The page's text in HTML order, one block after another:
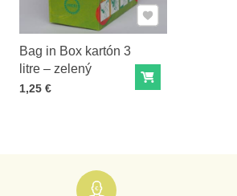
Bag in Box kartón 3
litre – zelený
Cena s DPH
1,25 € Do košíka
Pridať k